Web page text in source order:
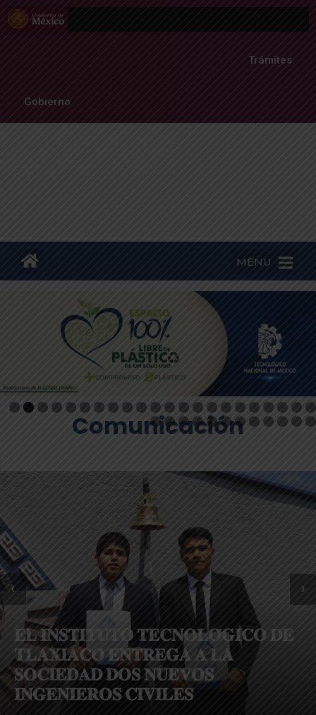
Trámites
Gobierno
MENU
Comunicación
𝐄𝐋 𝐈𝐍𝐒𝐓𝐈𝐓𝐔𝐓𝐎 𝐓𝐄𝐂𝐍𝐎𝐋𝐎́𝐆𝐈𝐂𝐎 𝐃𝐄
𝐓𝐋𝐀𝐗𝐈𝐀𝐂𝐎 𝐄𝐍𝐓𝐑𝐄𝐆𝐀 𝐀 𝐋𝐀
𝐒𝐎𝐂𝐈𝐄𝐃𝐀𝐃 𝐃𝐎𝐒 𝐍𝐔𝐄𝐕𝐎𝐒
𝐈𝐍𝐆𝐄𝐍𝐈𝐄𝐑𝐎𝐒 𝐂𝐈𝐕𝐈𝐋𝐄𝐒
‹ ›